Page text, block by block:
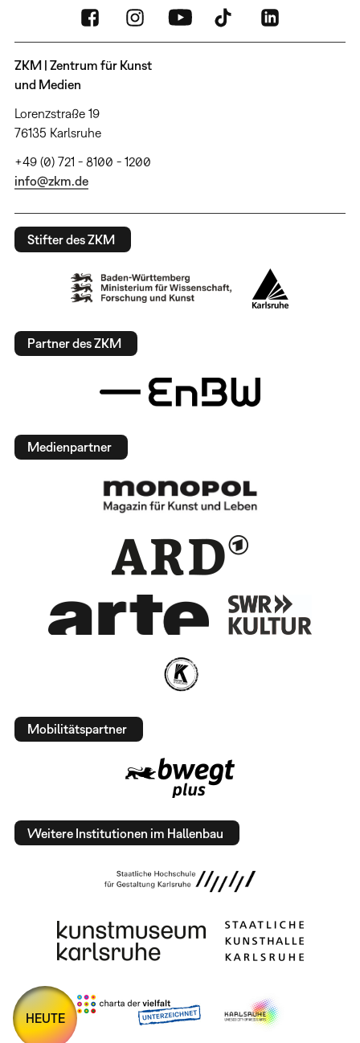
ZKM | Zentrum für Kunst
und Medien
Lorenzstraße 19
76135 Karlsruhe
+49 (0) 721 - 8100 - 1200
info@zkm.de
Stifter des ZKM
Partner des ZKM
Medienpartner
Mobilitätspartner
Weitere Institutionen im Hallenbau
HEUTE